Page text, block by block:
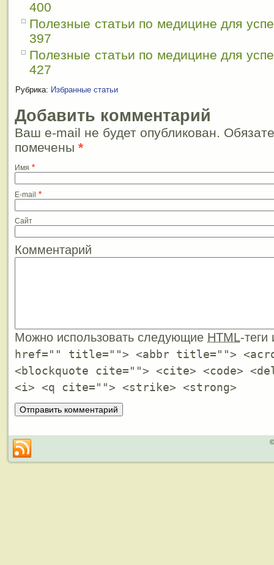
400
Полезные статьи по медицине для
397
Полезные статьи по медицине для
427
Рубрика: Избранные статьи
Добавить комментарий
Ваш e-mail не будет опубликован.
помечены *
Имя *
E-mail *
Сайт
Комментарий
Можно использовать следующие HTML-
href="" title=""> <abbr title="">
<blockquote cite=""> <cite> <code>
<i> <q cite=""> <strike> <strong>